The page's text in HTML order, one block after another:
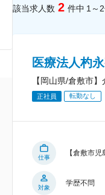
該当求人数 2 件中 1～2
医療法人杓
【岡山県/倉敷市
正社員 転勤なし
仕事
【倉敷市
対象
学歴不問